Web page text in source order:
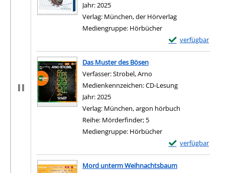
Jahr:2025
Verlag: München, der Hörverlag
Mediengruppe: Hörbücher
verfügbar
Exemplar-Details
Zum Download
Das Muster des Bösen
Verfasser:Strobel, Arno
Medienkennzeichen:CD-Lesung
Jahr:2025
Verlag: München, argon hörbuch
Reihe: Mörderfinder; 5
Mediengruppe: Hörbücher
verfügbar
Exemplar-Details
Zum Download
Mord unterm Weihnachtsbaum